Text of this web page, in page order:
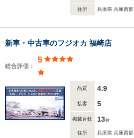
住所 兵庫県 兵庫西部
新車・中古車のフジオカ 福崎店
総合評価：
5
品質 4.9
接客 5
掲載台数 13台
住所 兵庫県 兵庫西部